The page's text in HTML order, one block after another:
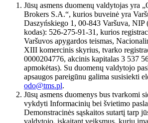
Jūsų asmens duomenų valdytojas yra
Brokers S.A.“, kurios buveinė yra
Daszyńskiego 1, 00-843 Varšuva, NIP
kodas): 526-275-91-31, kurios
Varšuvos apygardos teismas,
XIII komercinis skyrius, tvarko
0000204776, akcinis kapitalas 3 537
apmokėtas). Su duomenų valdytojo
apsaugos pareigūnu galima susisiekti
odo@tms.pl.
Jūsų asmens duomenys bus tvarkomi
vykdyti Informacinių bei švietimo
Demonstracinės sąskaitos sutartį tarp
valdytojo, įskaitant veiksmus, kurių